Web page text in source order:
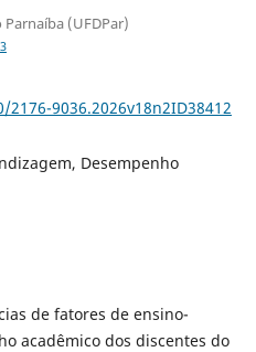
(UFDPar)
9036.2026v18n2ID38412
Desempenho
de fatores de ensino-
acadêmico dos discentes do